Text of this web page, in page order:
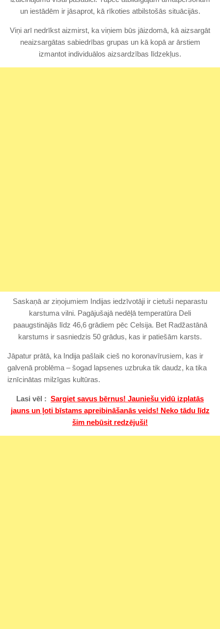
un iestādēm ir jāsaprot, kā rīkoties atbilstošās situācijās.
Viņi arī nedrīkst aizmirst, ka viņiem būs jāizdomā, kā aizsargāt
neaizsargātas sabiedrības grupas un kā kopā ar ārstiem
izmantot individuālos aizsardzības līdzekļus.
Saskaņā ar ziņojumiem Indijas iedzīvotāji ir cietuši neparastu
karstuma vilni. Pagājušajā nedēļā temperatūra Deli
paaugstinājās līdz 46,6 grādiem pēc Celsija. Bet Radžastānā
karstums ir sasniedzis 50 grādus, kas ir patiešām karsts.
Jāpatur prātā, ka Indija pašlaik cieš no koronavīrusiem, kas ir
galvenā problēma – šogad lapsenes uzbruka tik daudz, ka tika
iznīcinātas milzīgas kultūras.
Lasi vēl : Sargiet savus bērnus! Jauniešu vidū izplatās
jauns un ļoti bīstams apreibināšanās veids! Neko tādu līdz
šim nebūsit redzējuši!